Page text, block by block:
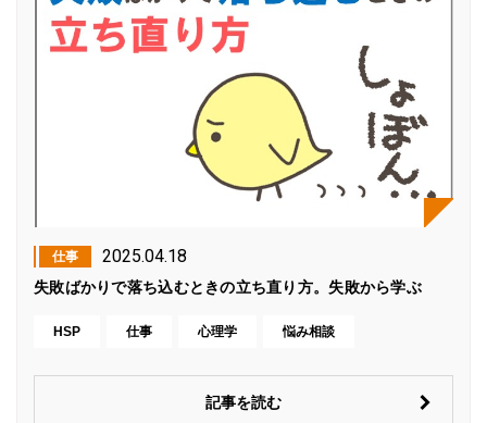
仕事 2025.04.18
失敗ばかりで落ち込むときの立ち直り方。失敗から学ぶ
HSP 仕事 心理学 悩み相談
記事を読む